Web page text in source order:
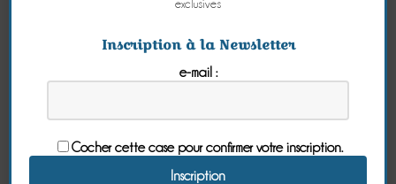
Archives
exclusives
Inscription à la Newsletter
e-mail :
Cocher cette case pour confirmer votre inscription.